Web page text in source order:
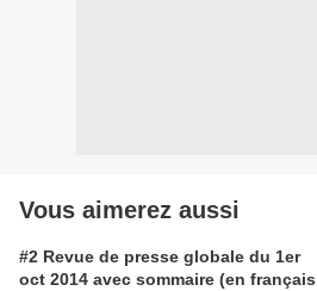
Vous aimerez aussi
#2 Revue de presse globale du 1er
oct 2014 avec sommaire (en français